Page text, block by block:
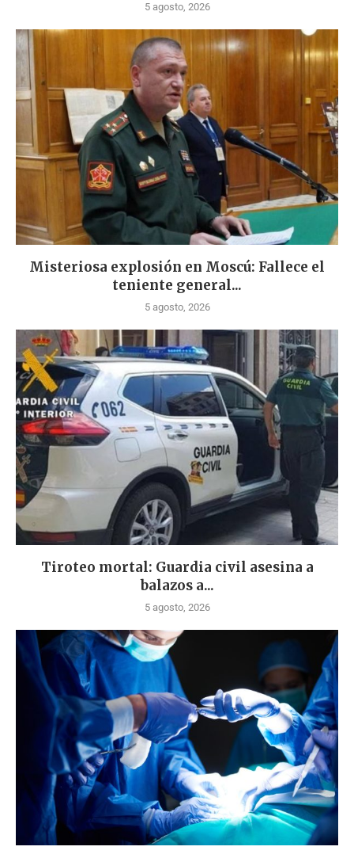
5 agosto, 2026
Misteriosa explosión en Moscú: Fallece el
teniente general...
5 agosto, 2026
Tiroteo mortal: Guardia civil asesina a
balazos a...
5 agosto, 2026